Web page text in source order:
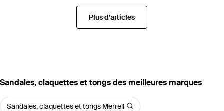
Plus d’articles
‪Sandales, claquettes et tongs‬ des meilleures marques
Sandales, claquettes et tongs Merrell